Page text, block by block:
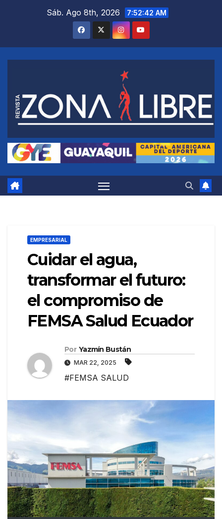
Sáb. Ago 8th, 2026 7:52:43 AM
EMPRESARIAL
Cuidar el agua,
transformar el futuro:
el compromiso de
FEMSA Salud Ecuador
Por Yazmín Bustán
MAR 22, 2025
#FEMSA SALUD